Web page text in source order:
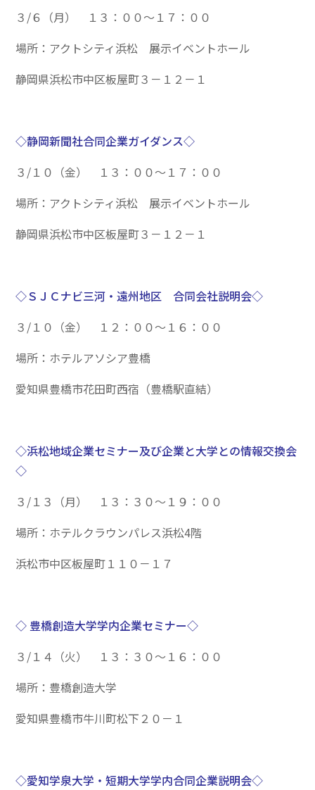
３/６（月） １３：００～１７：００
場所：アクトシティ浜松 展示イベントホール
静岡県浜松市中区板屋町３－１２－１
◇静岡新聞社合同企業ガイダンス◇
３/１０（金） １３：００～１７：００
場所：アクトシティ浜松 展示イベントホール
静岡県浜松市中区板屋町３－１２－１
◇ＳＪＣナビ三河・遠州地区 合同会社説明会◇
３/１０（金） １２：００～１６：００
場所：ホテルアソシア豊橋
愛知県豊橋市花田町西宿（豊橋駅直結）
◇浜松地域企業セミナー及び企業と大学との情報交換会
◇
３/１３（月） １３：３０～１９：００
場所：ホテルクラウンパレス浜松4階
浜松市中区板屋町１１０－１７
◇ 豊橋創造大学学内企業セミナー◇
３/１４（火） １３：３０～１６：００
場所：豊橋創造大学
愛知県豊橋市牛川町松下２０－１
◇愛知学泉大学・短期大学学内合同企業説明会◇